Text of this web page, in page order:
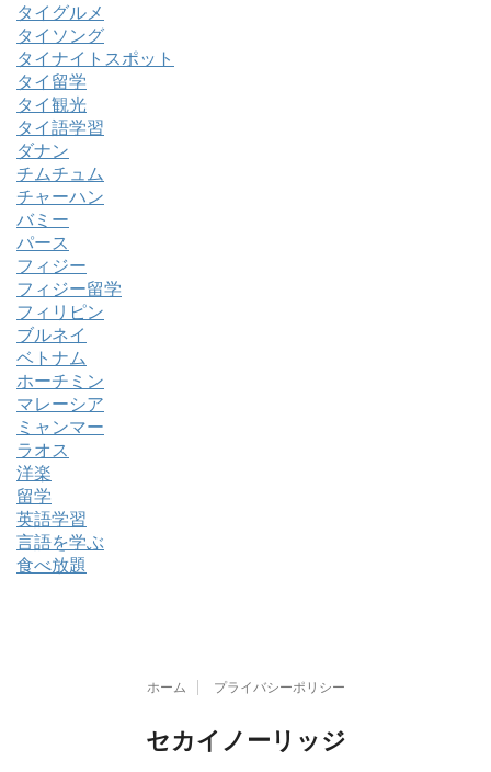
タイグルメ
タイソング
タイナイトスポット
タイ留学
タイ観光
タイ語学習
ダナン
チムチュム
チャーハン
バミー
パース
フィジー
フィジー留学
フィリピン
ブルネイ
ベトナム
ホーチミン
マレーシア
ミャンマー
ラオス
洋楽
留学
英語学習
言語を学ぶ
食べ放題
ホーム プライバシーポリシー
セカイノーリッジ